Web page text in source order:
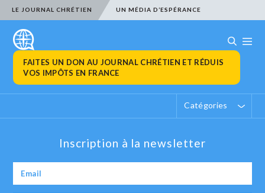
LE JOURNAL CHRÉTIEN UN MÉDIA D’ESPÉRANCE
FAITES UN DON AU JOURNAL CHRÉTIEN ET RÉDUIS
VOS IMPÔTS EN FRANCE
Catégories
Inscription à la newsletter